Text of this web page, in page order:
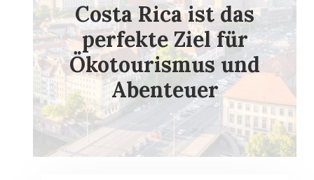
Costa Rica ist das
perfekte Ziel für
Ökotourismus und
Abenteuer